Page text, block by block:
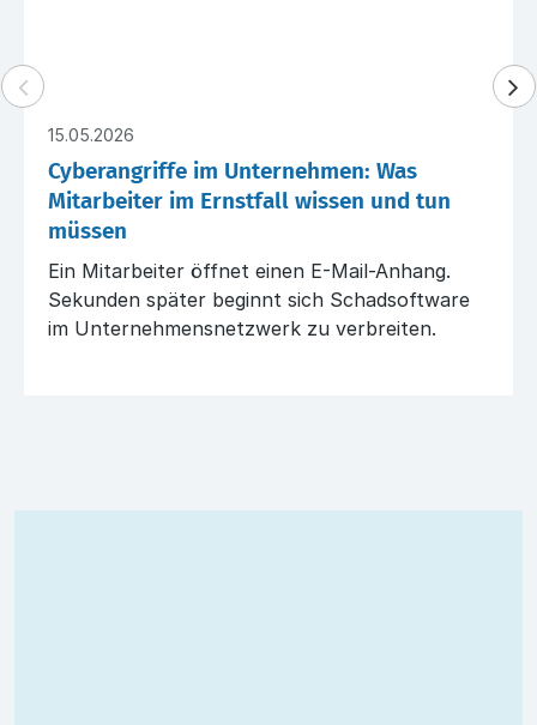
15.05.2026
Cyberangriffe im Unternehmen: Was
Mitarbeiter im Ernstfall wissen und tun
müssen
Ein Mitarbeiter öffnet einen E-Mail-Anhang.
Sekunden später beginnt sich Schadsoftware
im Unternehmensnetzwerk zu verbreiten.